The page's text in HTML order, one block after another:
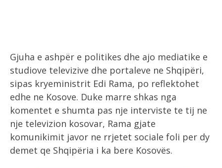
Gjuha e ashpër e politikes dhe ajo mediatike e
studiove televizive dhe portaleve ne Shqipëri,
sipas kryeministrit Edi Rama, po reflektohet
edhe ne Kosove. Duke marre shkas nga
komentet e shumta pas nje interviste te tij ne
nje televizion kosovar, Rama gjate
komunikimit javor ne rrjetet sociale foli per dy
demet qe Shqipëria i ka bere Kosovës.